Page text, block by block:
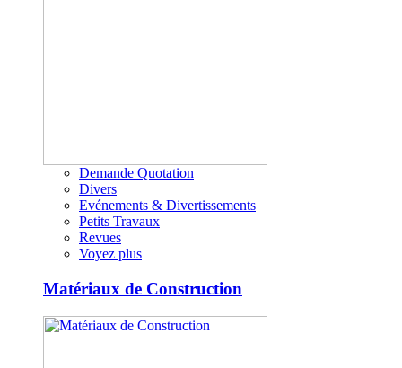
Demande Quotation
Divers
Evénements & Divertissements
Petits Travaux
Revues
Voyez plus
Matériaux de Construction